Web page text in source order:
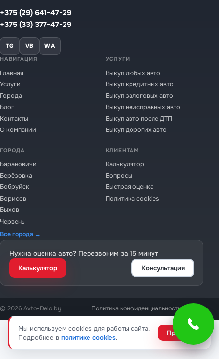
+375 (29) 641-47-29
+375 (33) 377-47-29
TG VB WA
НАВИГАЦИЯ
Главная
Услуги
Города
Блог
Контакты
О компании
УСЛУГИ
Выкуп любых авто
Выкуп кредитных авто
Выкуп залоговых авто
Выкуп неисправных авто
Выкуп авто после ДТП
Выкуп дорогих авто
ГОРОДА
Барановичи
Берёзовка
Бобруйск
Борисов
Быхов
Червень
Все города →
КЛИЕНТАМ
Калькулятор
Вопросы
Быстрая оценка
Политика cookies
Нужна оценка авто? Перезвоним за 15 минут
Калькулятор
Консультация
© 2026 Avto-Delo.by Политика конфиденциальностиCookies
Мы используем cookies для работы сайта.
Подробнее вполитике cookies.
Принять